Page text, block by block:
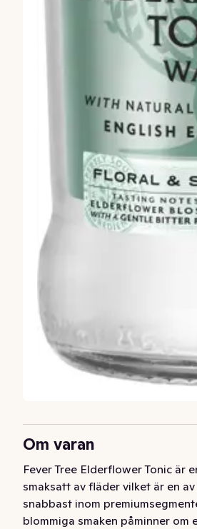
Om varan
Fever Tree Elderflower Tonic är
smaksatt av fläder vilket är en
snabbast inom
blommiga smaken påminner om